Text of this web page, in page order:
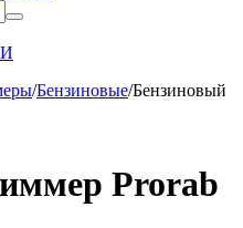
/Бензиновые/Бензиновый
Prorab